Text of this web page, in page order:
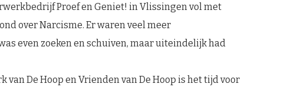
Proef en Geniet! in Vlissingen vol met
over Narcisme. Er waren veel meer
even zoeken en schuiven, maar uiteindelijk had
van De Hoop en Vrienden van De Hoop is het tijd voor